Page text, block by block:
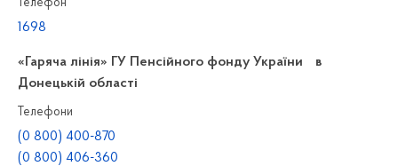
Телефон
1698
«Гаряча лінія» ГУ Пенсійного фонду України в
Донецькій області
Телефони
(0 800) 400-870
(0 800) 406-360